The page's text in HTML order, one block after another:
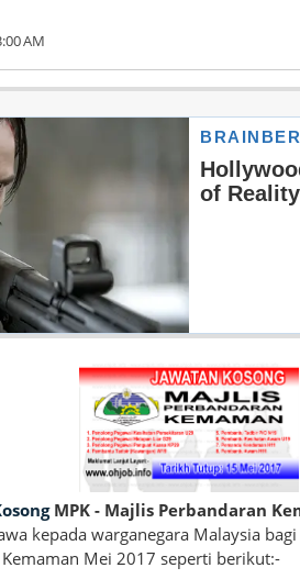
AM
MPK - Majlis Perbandaran
kepada warganegara Malaysia
Mei 2017 seperti berikut:-